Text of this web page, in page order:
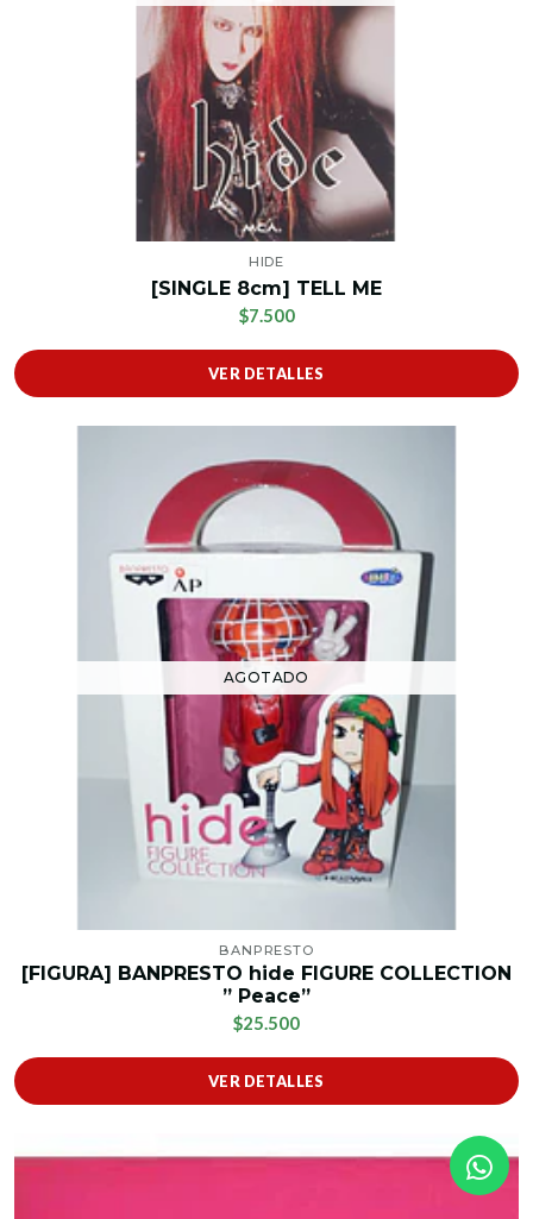
HIDE
[SINGLE 8cm] TELL ME
$7.500
VER DETALLES
AGOTADO
BANPRESTO
[FIGURA] BANPRESTO hide FIGURE COLLECTION
” Peace”
$25.500
VER DETALLES